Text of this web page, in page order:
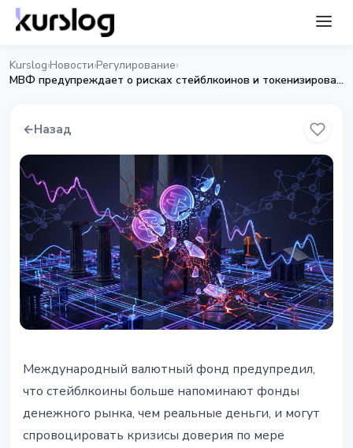
Kurslog›Новости›Регулирование›
МВФ предупреждает о рисках стейблкоинов и токенизированных финансов
←Назад
МВФ: стейблкоины и
токенизация могут усилить
финансовые кризисы
Международный валютный фонд предупредил,
что стейблкоины больше напоминают фонды
денежного рынка, чем реальные деньги, и могут
спровоцировать кризисы доверия по мере